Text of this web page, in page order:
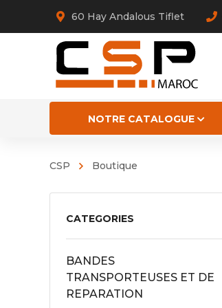
60 Hay Andalous Tiflet
NOTRE CATALOGUE
CSP Boutique
CATEGORIES
BANDES
TRANSPORTEUSES ET DE
REPARATION